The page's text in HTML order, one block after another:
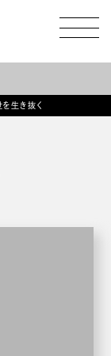
生き抜く